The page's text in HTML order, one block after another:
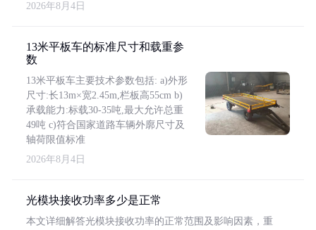
2026年8月4日
13米平板车的标准尺寸和载重参
数
13米平板车主要技术参数包括: a)外形
尺寸:长13m×宽2.45m,栏板高55cm b)
承载能力:标载30-35吨,最大允许总重
49吨 c)符合国家道路车辆外廓尺寸及
轴荷限值标准
2026年8月4日
光模块接收功率多少是正常
本文详细解答光模块接收功率的正常范围及影响因素，重